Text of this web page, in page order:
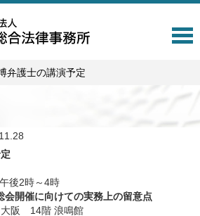
T
弁護士の講演予定
後2時～4時
会開催に向けての実務上の留意点
阪 14階 浪鳴館